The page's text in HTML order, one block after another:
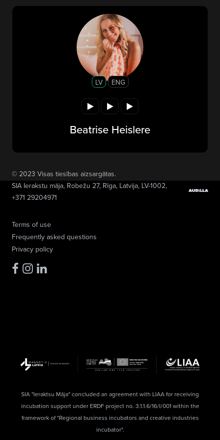
LV ENG
Beatrise Heislere
Terms of use
Frequently asked questions
Privacy policy
© 2023 Visas tiesības aizsargātas.
SIA Ierakstu māja, Robežu 27, Rīga, Latvija, LV-1002,
+371 29204971
SIA "Ieraktsu Māja" concluded an agreement with LIAA for receiving
incubation support under ERDF project no. 3.1.1.6/16/I/001 within the
framework of "Regional business incubators and creative industries
incubator".